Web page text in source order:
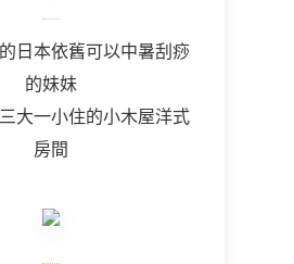
日本依舊可以中暑刮痧
的妹妹
大一小住的小木屋洋式
房間